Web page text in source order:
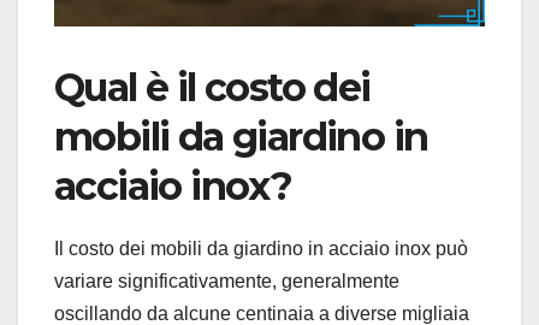
Qual è il costo dei
mobili da giardino in
acciaio inox?
Il costo dei mobili da giardino in acciaio inox può
variare significativamente, generalmente
oscillando da alcune centinaia a diverse migliaia